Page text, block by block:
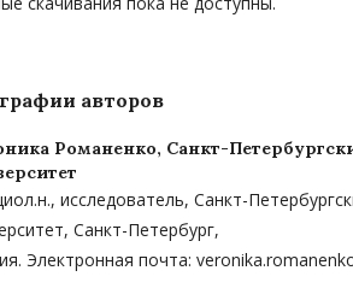
авторов
Романенко, Санкт-
исследователь, Санкт-
Санкт-Петербург,
Электронная почта: